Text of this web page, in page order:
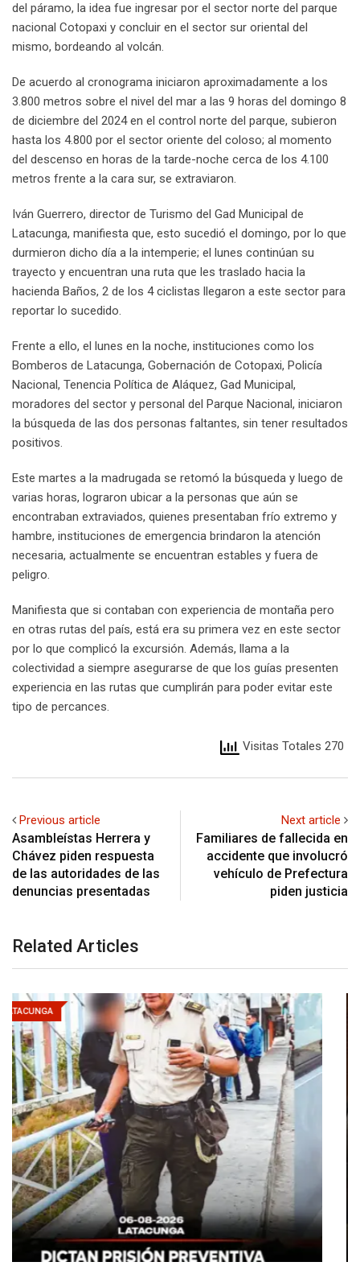
del páramo, la idea fue ingresar por el sector norte del parque
nacional Cotopaxi y concluir en el sector sur oriental del
mismo, bordeando al volcán.
De acuerdo al cronograma iniciaron aproximadamente a los
3.800 metros sobre el nivel del mar a las 9 horas del domingo 8
de diciembre del 2024 en el control norte del parque, subieron
hasta los 4.800 por el sector oriente del coloso; al momento
del descenso en horas de la tarde-noche cerca de los 4.100
metros frente a la cara sur, se extraviaron.
Iván Guerrero, director de Turismo del Gad Municipal de
Latacunga, manifiesta que, esto sucedió el domingo, por lo que
durmieron dicho día a la intemperie; el lunes continúan su
trayecto y encuentran una ruta que les traslado hacia la
hacienda Baños, 2 de los 4 ciclistas llegaron a este sector para
reportar lo sucedido.
Frente a ello, el lunes en la noche, instituciones como los
Bomberos de Latacunga, Gobernación de Cotopaxi, Policía
Nacional, Tenencia Política de Aláquez, Gad Municipal,
moradores del sector y personal del Parque Nacional, iniciaron
la búsqueda de las dos personas faltantes, sin tener resultados
positivos.
Este martes a la madrugada se retomó la búsqueda y luego de
varias horas, lograron ubicar a la personas que aún se
encontraban extraviados, quienes presentaban frío extremo y
hambre, instituciones de emergencia brindaron la atención
necesaria, actualmente se encuentran estables y fuera de
peligro.
Manifiesta que si contaban con experiencia de montaña pero
en otras rutas del país, está era su primera vez en este sector
por lo que complicó la excursión. Además, llama a la
colectividad a siempre asegurarse de que los guías presenten
experiencia en las rutas que cumplirán para poder evitar este
tipo de percances.
Visitas Totales 270
Previous article
Asambleístas Herrera y
Chávez piden respuesta
de las autoridades de las
denuncias presentadas
Next article
Familiares de fallecida en
accidente que involucró
vehículo de Prefectura
piden justicia
Related Articles
LATACUNGA